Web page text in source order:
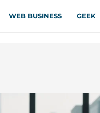
WEB BUSINESS GEEK